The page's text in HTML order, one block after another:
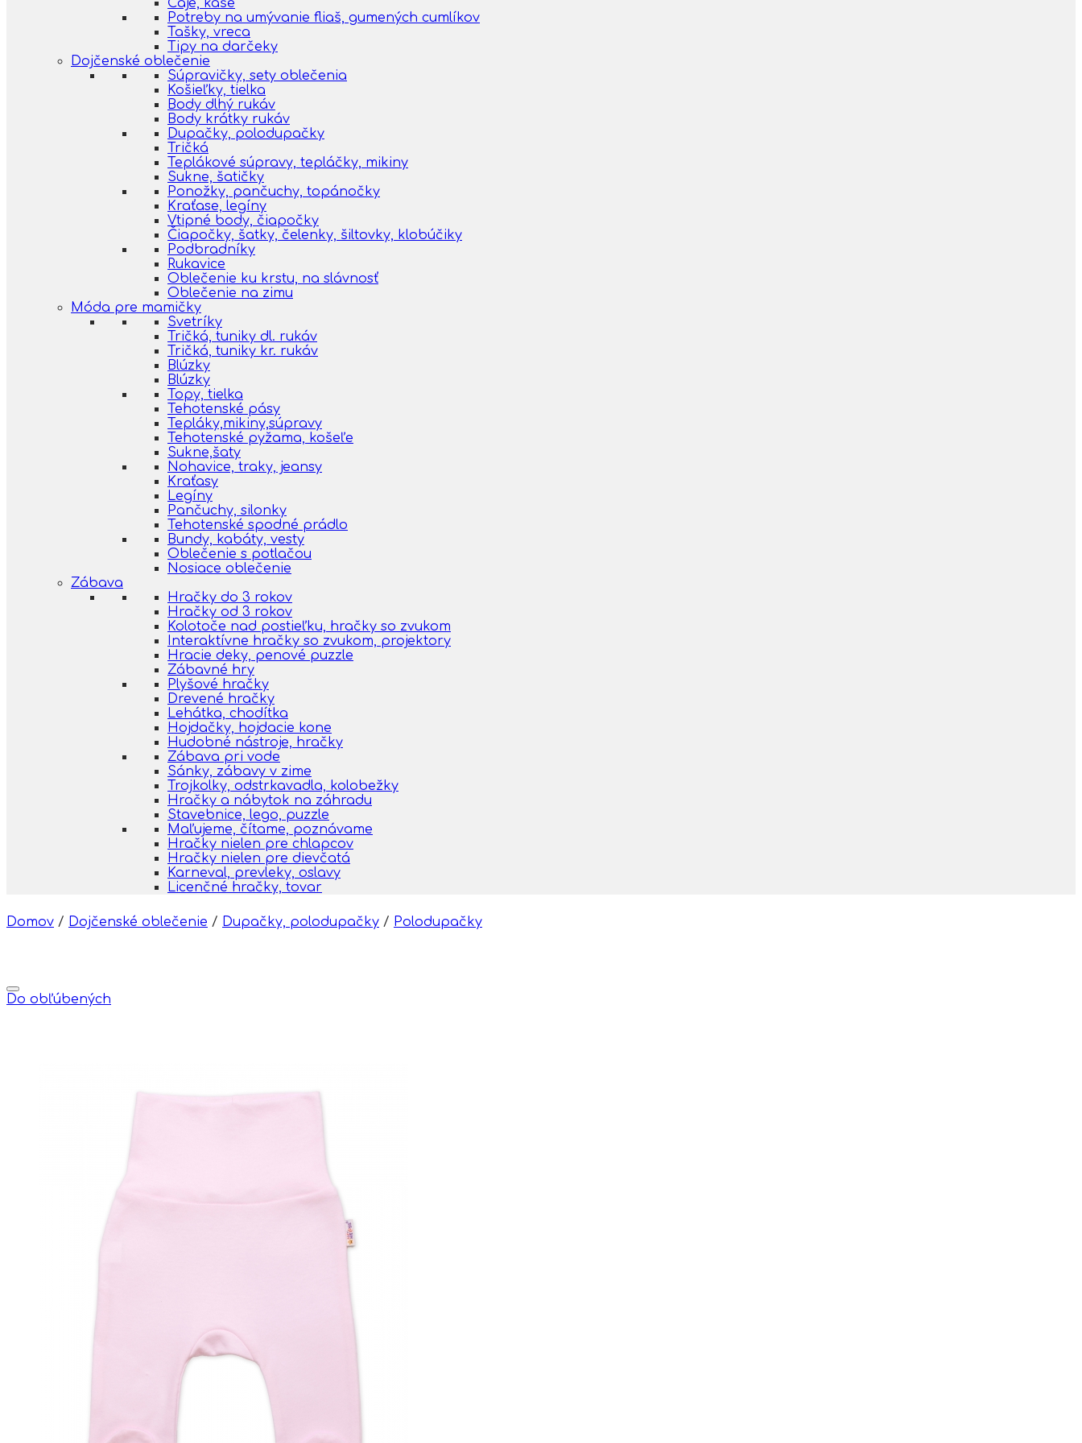
Čaje, kaše
Potreby na umývanie fliaš, gumených cumlíkov
Tašky, vreca
Tipy na darčeky
Dojčenské oblečenie
Súpravičky, sety oblečenia
Košieľky, tielka
Body dlhý rukáv
Body krátky rukáv
Dupačky, polodupačky
Tričká
Teplákové súpravy, tepláčky, mikiny
Sukne, šatičky
Ponožky, pančuchy, topánočky
Kraťase, legíny
Vtipné body, čiapočky
Čiapočky, šatky, čelenky, šiltovky, klobúčiky
Podbradníky
Rukavice
Oblečenie ku krstu, na slávnosť
Oblečenie na zimu
Móda pre mamičky
Svetríky
Tričká, tuniky dl. rukáv
Tričká, tuniky kr. rukáv
Blúzky
Blúzky
Topy, tielka
Tehotenské pásy
Tepláky,mikiny,súpravy
Tehotenské pyžama, košeľe
Sukne,šaty
Nohavice, traky, jeansy
Kraťasy
Legíny
Pančuchy, silonky
Tehotenské spodné prádlo
Bundy, kabáty, vesty
Oblečenie s potlačou
Nosiace oblečenie
Zábava
Hračky do 3 rokov
Hračky od 3 rokov
Kolotoče nad postieľku, hračky so zvukom
Interaktívne hračky so zvukom, projektory
Hracie deky, penové puzzle
Zábavné hry
Plyšové hračky
Drevené hračky
Lehátka, chodítka
Hojdačky, hojdacie kone
Hudobné nástroje, hračky
Zábava pri vode
Sánky, zábavy v zime
Trojkolky, odstrkavadla, kolobežky
Hračky a nábytok na záhradu
Stavebnice, lego, puzzle
Maľujeme, čítame, poznávame
Hračky nielen pre chlapcov
Hračky nielen pre dievčatá
Karneval, prevleky, oslavy
Licenčné hračky, tovar
Domov / Dojčenské oblečenie / Dupačky, polodupačky / Polodupačky
Do obľúbených